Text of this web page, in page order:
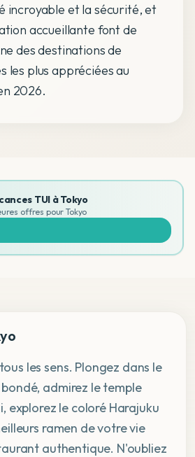
incroyable et la sécurité, et
accueillante font de
des destinations de
les plus appréciées au
2026.
TUI àTokyo
offres pourTokyo
les sens. Plongez dans le
admirez le temple
explorez le coloré Harajuku
ramen de votre vie
authentique. N'oubliez